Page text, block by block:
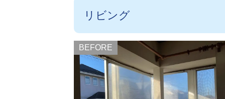
リビング
BEFORE